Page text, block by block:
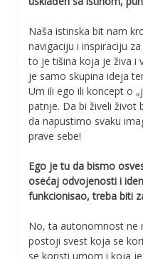
Naša istinska bit nam
navigaciju i inspiraciju
to je tišina koja je živa i
je samo skupina ideja
Um ili ego ili koncept o
patnje. Da bi živeli život
da napustimo svaku
prave sebe!
Ego je tu da bismo
osećaj odvojenosti i
funkcionisao, treba biti
No, ta autonomnost ne
postoji svest koja se
se koristi umom i koja